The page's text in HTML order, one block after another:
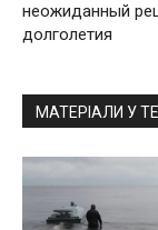
неожиданный
долголетия
МАТЕРІАЛИ У